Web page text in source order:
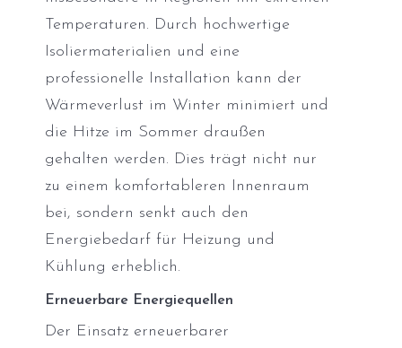
Temperaturen. Durch hochwertige
Isoliermaterialien und eine
professionelle Installation kann der
Wärmeverlust im Winter minimiert und
die Hitze im Sommer draußen
gehalten werden. Dies trägt nicht nur
zu einem komfortableren Innenraum
bei, sondern senkt auch den
Energiebedarf für Heizung und
Kühlung erheblich.
Erneuerbare Energiequellen
Der Einsatz erneuerbarer